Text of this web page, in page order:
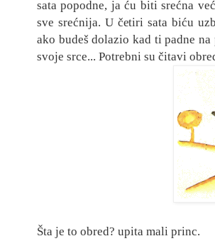
sata popodne, ja ću biti srećna
sve srećnija. U četiri sata biću
ako budeš dolazio kad ti padne na
svoje srce... Potrebni su čitavi
Šta je to obred? upita mali princ.